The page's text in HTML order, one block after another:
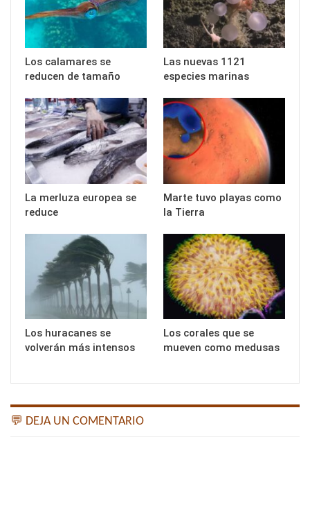
Los calamares se
reducen de tamaño
Las nuevas 1121
especies marinas
La merluza europea se
reduce
Marte tuvo playas como
la Tierra
Los huracanes se
volverán más intensos
Los corales que se
mueven como medusas
💬 DEJA UN COMENTARIO